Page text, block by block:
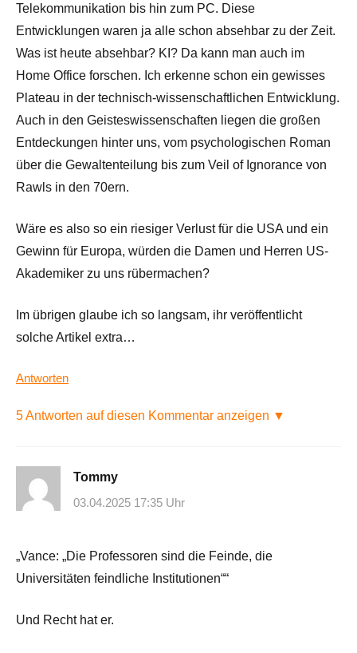
Telekommunikation bis hin zum PC. Diese
Entwicklungen waren ja alle schon absehbar zu der Zeit.
Was ist heute absehbar? KI? Da kann man auch im
Home Office forschen. Ich erkenne schon ein gewisses
Plateau in der technisch-wissenschaftlichen Entwicklung.
Auch in den Geisteswissenschaften liegen die großen
Entdeckungen hinter uns, vom psychologischen Roman
über die Gewaltenteilung bis zum Veil of Ignorance von
Rawls in den 70ern.
Wäre es also so ein riesiger Verlust für die USA und ein
Gewinn für Europa, würden die Damen und Herren US-
Akademiker zu uns rübermachen?
Im übrigen glaube ich so langsam, ihr veröffentlicht
solche Artikel extra…
Antworten
5 Antworten auf diesen Kommentar anzeigen ▼
Tommy
03.04.2025 17:35 Uhr
„Vance: „Die Professoren sind die Feinde, die
Universitäten feindliche Institutionen““
Und Recht hat er.